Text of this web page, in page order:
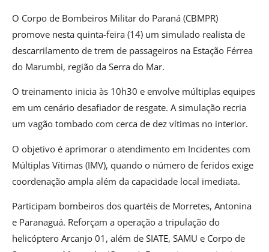
O Corpo de Bombeiros Militar do Paraná (CBMPR)
promove nesta quinta-feira (14) um simulado realista de
descarrilamento de trem de passageiros na Estação Férrea
do Marumbi, região da Serra do Mar.
O treinamento inicia às 10h30 e envolve múltiplas equipes
em um cenário desafiador de resgate. A simulação recria
um vagão tombado com cerca de dez vítimas no interior.
O objetivo é aprimorar o atendimento em Incidentes com
Múltiplas Vítimas (IMV), quando o número de feridos exige
coordenação ampla além da capacidade local imediata.
Participam bombeiros dos quartéis de Morretes, Antonina
e Paranaguá. Reforçam a operação a tripulação do
helicóptero Arcanjo 01, além de SIATE, SAMU e Corpo de